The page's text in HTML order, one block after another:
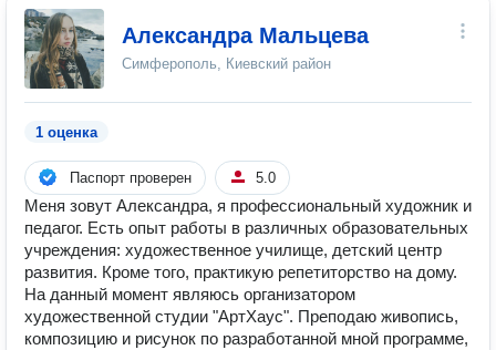
Александра Мальцева
Симферополь, Киевский район
1 оценка
Паспорт проверен 5.0
Меня зовут Александра, я профессиональный художник и
педагог. Есть опыт работы в различных образовательных
учреждения: художественное училище, детский центр
развития. Кроме того, практикую репетиторство на дому.
На данный момент являюсь организатором
художественной студии "АртХаус". Преподаю живопись,
композицию и рисунок по разработанной мной программе,